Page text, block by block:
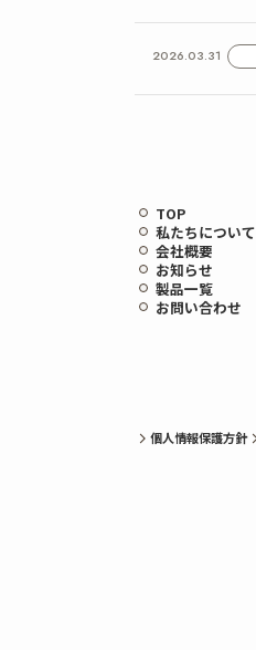
2026.03.31
TOP
私たちについて
会社概要
お知らせ
製品一覧
お問い合わせ
個人情報保護方針